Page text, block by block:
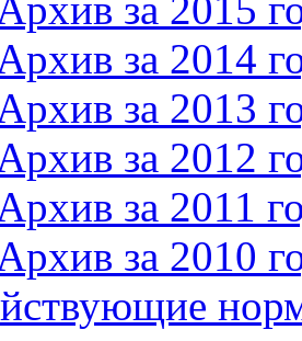
за 2014
за 2013
за 2012
за 2011
за 2010